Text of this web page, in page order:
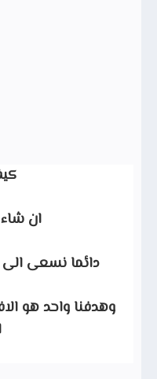
ان شاء
دائما نسعى
وهدفنا واحد هو